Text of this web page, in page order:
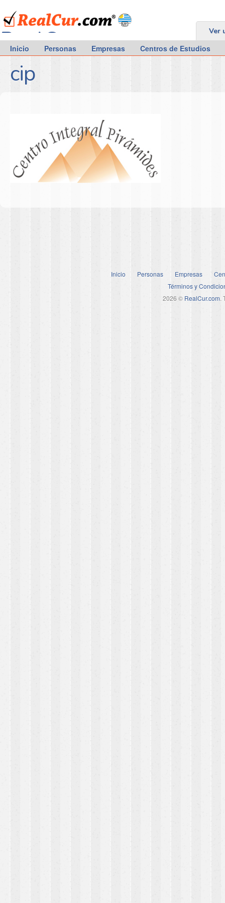
RealCur.com Ver
Inicio Personas Empresas Centros de Estudios
cip
Inicio Personas Empresas
Términos y
2026 © RealCur.com.